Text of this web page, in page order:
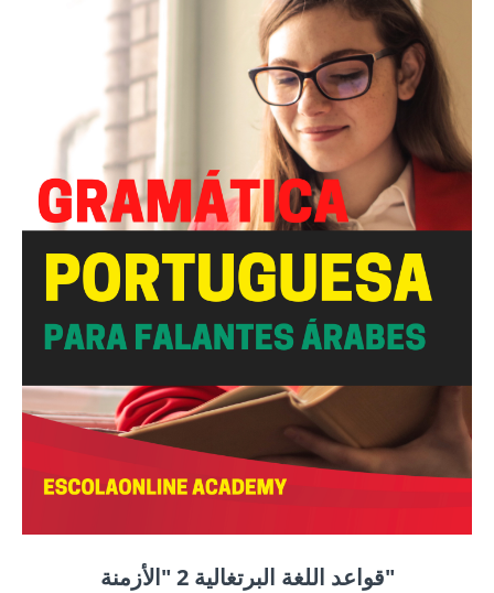
قواعد اللغة البرتغالية 2 "الأزمنة"